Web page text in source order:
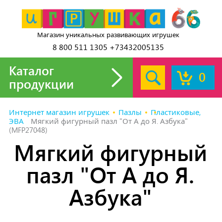
Магазин уникальных развивающих игрушек
8 800 511 1305 +73432005135
0
Каталог
продукции
Интернет магазин игрушек Пазлы
Пластиковые,
ЭВА
Мягкий фигурный пазл "От А до Я. Азбука"
(MFP27048)
Мягкий фигурный
пазл "От А до Я.
Азбука"